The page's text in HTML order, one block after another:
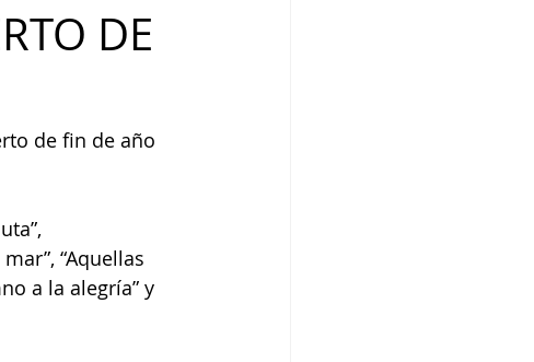
DE
“Aquellas
a la alegría” y